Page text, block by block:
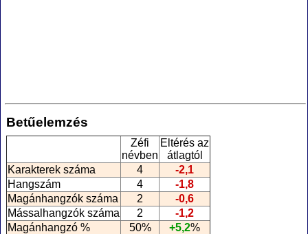
Betűelemzés
Zéfi
névben
Eltérés az
átlagtól
Karakterek száma
4
-2,1
Hangszám
4
-1,8
Magánhangzók száma
2
-0,6
Mássalhangzók száma
2
-1,2
Magánhangzó %
50% +5,2%